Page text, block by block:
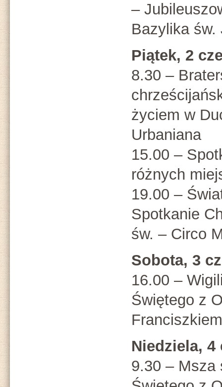
–
Bazylika św.
Piątek, 2
8.30 –
życiem w
Urbaniana
15.00 –
różnych
19.00 –
Spotkanie
św. – Circo
Sobota, 3
16.00 –
Świętego z
Niedziela, 4
9.30 – Msza